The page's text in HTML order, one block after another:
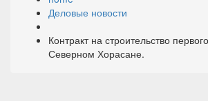
Деловые новости
Контракт на строительство
Северном Хорасане.